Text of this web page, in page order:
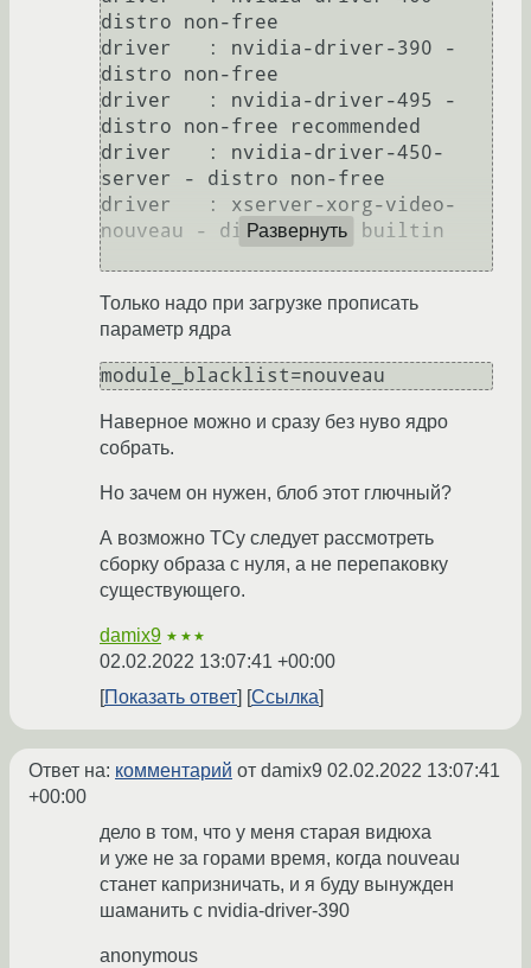
distro non-free
driver   : nvidia-driver-390 -
distro non-free
driver   : nvidia-driver-495 -
distro non-free recommended
driver   : nvidia-driver-450-
server - distro non-free
driver   : xserver-xorg-video-
nouveau - distro free builtin
Развернуть
Только надо при загрузке прописать
параметр ядра
module_blacklist=nouveau
Наверное можно и сразу без нуво ядро
собрать.
Но зачем он нужен, блоб этот глючный?
А возможно ТСу следует рассмотреть
сборку образа с нуля, а не перепаковку
существующего.
damix9 ★★★
02.02.2022 13:07:41 +00:00
Показать ответ
Ссылка
Ответ на: комментарий от damix9 02.02.2022 13:07:41
+00:00
дело в том, что у меня старая видюха
и уже не за горами время, когда nouveau
станет капризничать, и я буду вынужден
шаманить с nvidia-driver-390
anonymous